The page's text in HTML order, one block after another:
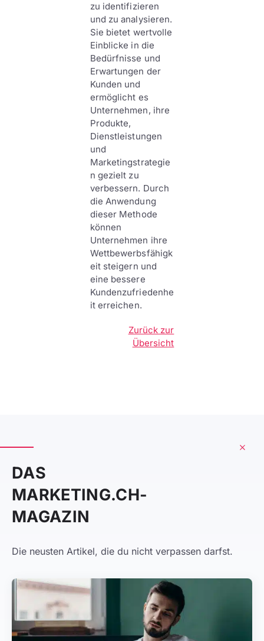
zu identifizieren
und zu analysieren.
Sie bietet wertvolle
Einblicke in die
Bedürfnisse und
Erwartungen der
Kunden und
ermöglicht es
Unternehmen, ihre
Produkte,
Dienstleistungen
und
Marketingstrategie
n gezielt zu
verbessern. Durch
die Anwendung
dieser Methode
können
Unternehmen ihre
Wettbewerbsfähigk
eit steigern und
eine bessere
Kundenzufriedenhe
it erreichen.
Zurück zur
Übersicht
DAS
MARKETING.CH-
MAGAZIN
Die neusten Artikel, die du nicht verpassen darfst.